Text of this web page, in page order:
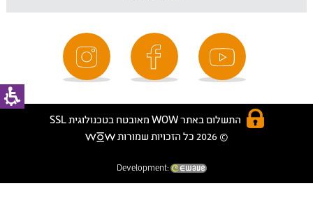
התשלום באתר WOW מאובטח בטכנולוגית SSL
© 2026 כל הזכויות שמורות
Development: